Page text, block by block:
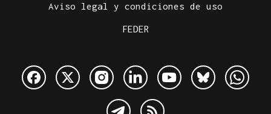
Aviso legal y condiciones de uso
FEDER